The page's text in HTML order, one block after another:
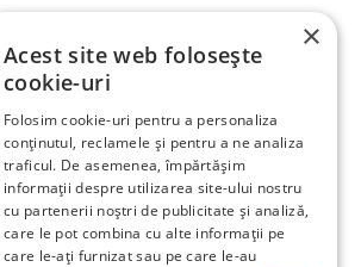
×
Acest site web folosește
cookie-uri
Folosim cookie-uri pentru a personaliza
conținutul, reclamele și pentru a ne analiza
traficul. De asemenea, împărtășim
informații despre utilizarea site-ului nostru
cu partenerii noștri de publicitate și analiză,
care le pot combina cu alte informații pe
care le-ați furnizat sau pe care le-au